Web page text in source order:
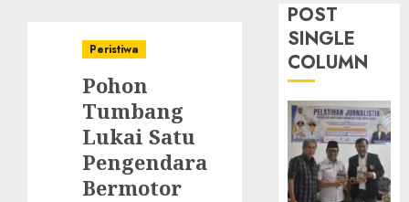
Peristiwa
Pohon
Tumbang
Lukai Satu
Pengendara
Bermotor
POST
SINGLE
COLUMN